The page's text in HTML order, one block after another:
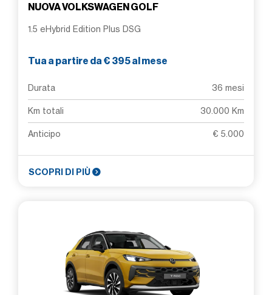
NUOVA VOLKSWAGEN GOLF
1.5 eHybrid Edition Plus DSG
Tua a partire da € 395 al mese
Durata 36 mesi
Km totali 30.000 Km
Anticipo € 5.000
SCOPRI DI PIÙ